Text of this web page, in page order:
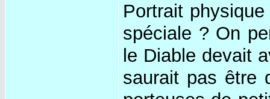
Portrait
spéciale ? On
le Diable devait
saurait pas être